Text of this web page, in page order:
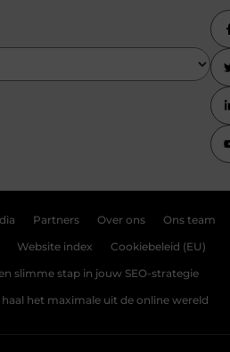
Partners Over ons Ons team
Website index Cookiebeleid (EU)
slimme stap in jouw SEO-strategie
het maximale uit de online wereld